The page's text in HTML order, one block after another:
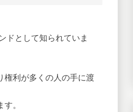
ドとして知られていま
権利が多くの人の手に渡
。